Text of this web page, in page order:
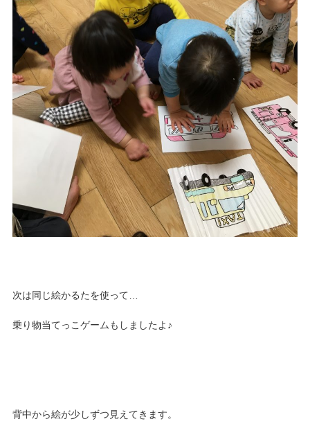
次は同じ絵かるたを使って…
乗り物当てっこゲームもしましたよ♪
背中から絵が少しずつ見えてきます。